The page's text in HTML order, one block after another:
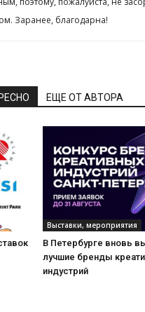
Заранее, благодарна!
ЕЩЕ ОТ АВТОРА
Выставки, мероприятия
В Петербурге вновь
лучшие бренды
индустрий